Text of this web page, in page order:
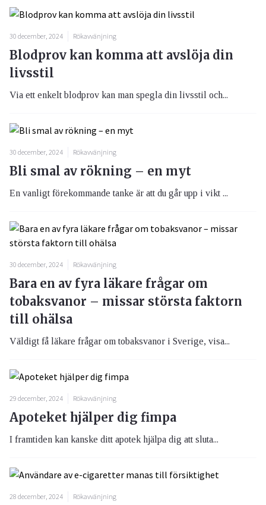
30 december, 2024 Rökavvänjning
Blodprov kan komma att avslöja din
livsstil
Via ett enkelt blodprov kan man spegla din livsstil och...
30 december, 2024 Rökavvänjning
Bli smal av rökning – en myt
En vanligt förekommande tanke är att du går upp i vikt ...
30 december, 2024 Rökavvänjning
Bara en av fyra läkare frågar om
tobaksvanor – missar största faktorn
till ohälsa
Väldigt få läkare frågar om tobaksvanor i Sverige, visa...
29 december, 2024 Rökavvänjning
Apoteket hjälper dig fimpa
I framtiden kan kanske ditt apotek hjälpa dig att sluta...
28 december, 2024 Rökavvänjning